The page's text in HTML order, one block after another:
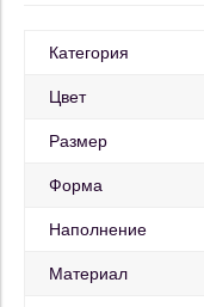
Категория
Цвет
Размер
Форма
Наполнение
Материал